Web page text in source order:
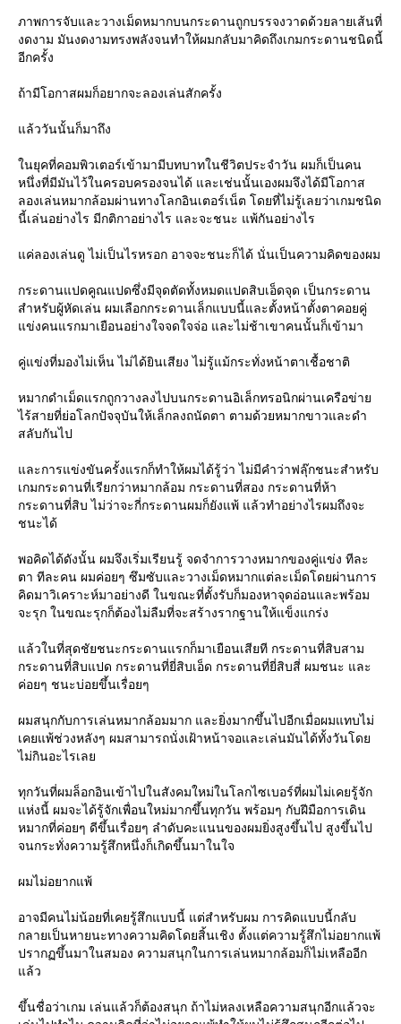
ภาพการจับและวางเม็ดหมากบนกระดานถูกบรรจงวาดด้วยลายเส้นที่
งดงาม มันงดงามทรงพลังจนทำให้ผมกลับมาคิดถึงเกมกระดานชนิดนี้
อีกครั้ง
ถ้ามีโอกาสผมก็อยากจะลองเล่นสักครั้ง
ล้ววันนั้นก็มาถึง
นยุคที่คอมพิวเตอร์เข้ามามีบทบาทในชีวิตประจำวัน ผมก็เป็นคน
หนึ่งที่มีมันไว้ในครอบครองจนได้ และเช่นนั้นเองผมจึงได้มีโอกาส
ลองเล่นหมากล้อมผ่านทางโลกอินเตอร์เน็ต โดยที่ไม่รู้เลยว่าเกมชนิด
นี้เล่นอย่างไร มีกติกาอย่างไร และจะชนะ แพ้กันอย่างไร
ค่ลองเล่นดู ไม่เป็นไรหรอก อาจจะชนะก็ได้ นั่นเป็นความคิดของผม
กระดานแปดคูณแปดซึ่งมีจุดตัดทั้งหมดแปดสิบเอ็ดจุด เป็นกระดาน
สำหรับผู้หัดเล่น ผมเลือกกระดานเล็กแบบนี้และตั้งหน้าตั้งตาคอยคู่
ข่งคนแรกมาเยือนอย่างใจจดใจจ่อ และไม่ช้าเขาคนนั้นก็เข้ามา
คู่แข่งที่มองไม่เห็น ไม่ได้ยินเสียง ไม่รู้แม้กระทั่งหน้าตาเชื้อชาติ
หมากดำเม็ดแรกถูกวางลงไปบนกระดานอิเล็กทรอนิกผ่านเครือข่า
ไร้สายที่ย่อโลกปัจจุบันให้เล็กลงถนัดตา ตามด้วยหมากขาวและดำ
สลับกันไป
ละการแข่งขันครั้งแรกก็ทำให้ผมได้รู้ว่า ไม่มีคำว่าฟลุ๊กชนะสำหรับ
เกมกระดานที่เรียกว่าหมากล้อม กระดานที่สอง กระดานที่ห้า
กระดานที่สิบ ไม่ว่าจะกี่กระดานผมก็ยังแพ้ แล้วทำอย่างไรผมถึงจะ
ชนะได้
พอคิดได้ดังนั้น ผมจึงเริ่มเรียนรู้ จดจำการวางหมากของคู่แข่ง ทีละ
ตา ทีละคน ผมค่อยๆ ซึมซับและวางเม็ดหมากแต่ละเม็ดโดยผ่านการ
คิดมาวิเคราะห์มาอย่างดี ในขณะที่ตั้งรับก็มองหาจุดอ่อนและพร้อม
จะรุก ในขณะรุกก็ต้องไม่ลืมที่จะสร้างรากฐานให้แข็งแกร่ง
ล้วในที่สุดชัยชนะกระดานแรกก็มาเยือนเสียที กระดานที่สิบสาม
กระดานที่สิบแปด กระดานที่ยี่สิบเอ็ด กระดานที่ยี่สิบสี่ ผมชนะ และ
ค่อยๆ ชนะบ่อยขึ้นเรื่อยๆ
ผมสนุกกับการเล่นหมากล้อมมาก และยิ่งมากขึ้นไปอีกเมื่อผมแทบไม่
เคยแพ้ช่วงหลังๆ ผมสามารถนั่งเฝ้าหน้าจอและเล่นมันได้ทั้งวันโด
ไม่กินอะไรเล
ทุกวันที่ผมล็อกอินเข้าไปในสังคมใหม่ในโลกไซเบอร์ที่ผมไม่เคยรู้จัก
ห่งนี้ ผมจะได้รู้จักเพื่อนใหม่มากขึ้นทุกวัน พร้อมๆ กับฝีมือการเดิน
หมากที่ค่อยๆ ดีขึ้นเรื่อยๆ ลำดับคะแนนของผมยิ่งสูงขึ้นไป สูงขึ้นไป
จนกระทั่งความรู้สึกหนึ่งก็เกิดขึ้นมาในใจ
ผมไม่อยากแพ้
อาจมีคนไม่น้อยที่เคยรู้สึกแบบนี้ แต่สำหรับผม การคิดแบบนี้กลับ
กลายเป็นหายนะทางความคิดโดยสิ้นเชิง ตั้งแต่ความรู้สึกไม่อยากแพ้
ปรากฏขึ้นมาในสมอง ความสนุกในการเล่นหมากล้อมก็ไม่เหลืออีก
ล้ว
ขึ้นชื่อว่าเกม เล่นแล้วก็ต้องสนุก ถ้าไม่หลงเหลือความสนุกอีกแล้วจะ